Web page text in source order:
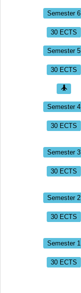
Semester 6
30 ECTS
Semester 5
30 ECTS
Semester 4
30 ECTS
Semester 3
30 ECTS
Semester 2
30 ECTS
Semester 1
30 ECTS